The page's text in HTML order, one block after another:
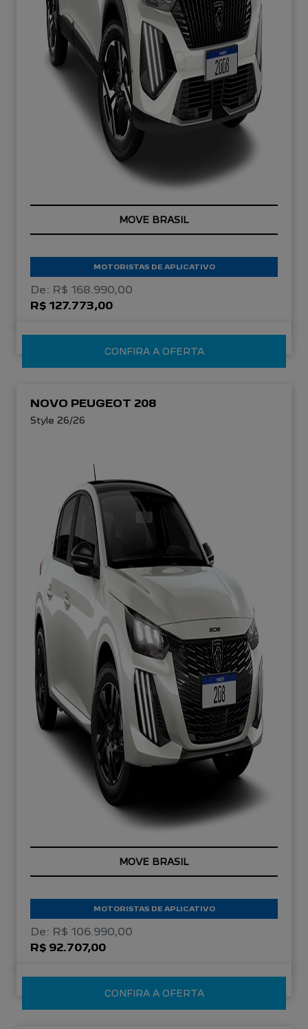
OPORTUNIDADE
MOTORISTAS DE APLICATIVO
De: R$ 168.990,00
R$ 127.773,00
CONFIRA A OFERTA
NOVO PEUGEOT 208
Style 26/26
OPORTUNIDADE
MOTORISTAS DE APLICATIVO
De: R$ 106.990,00
R$ 92.707,00
CONFIRA A OFERTA